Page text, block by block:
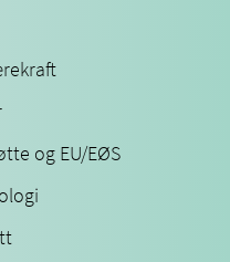
og EU/EØS